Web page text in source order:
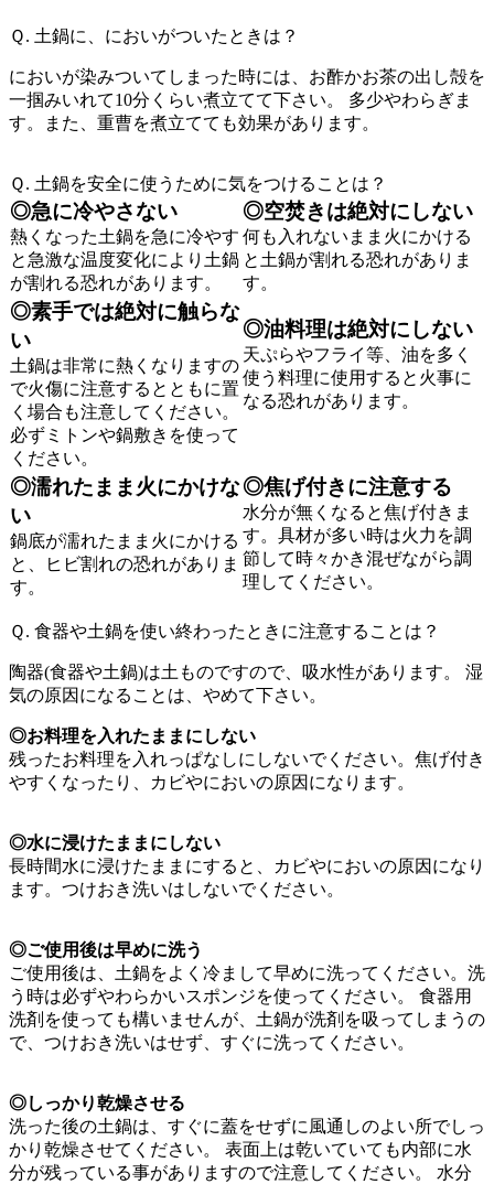
Ｑ. 土鍋に、においがついたときは？
においが染みついてしまった時には、お酢かお茶の出し殻を
一掴みいれて10分くらい煮立てて下さい。 多少やわらぎま
す。また、重曹を煮立てても効果があります。
Ｑ. 土鍋を安全に使うために気をつけることは？
◎急に冷やさない
熱くなった土鍋を急に冷やす
と急激な温度変化により土鍋
が割れる恐れがあります。
◎空焚きは絶対にしない
何も入れないまま火にかける
と土鍋が割れる恐れがありま
す。
◎素手では絶対に触らな
い
土鍋は非常に熱くなりますの
で火傷に注意するとともに置
く場合も注意してください。
必ずミトンや鍋敷きを使って
ください。
◎油料理は絶対にしない
天ぷらやフライ等、油を多く
使う料理に使用すると火事に
なる恐れがあります。
◎濡れたまま火にかけな
い
鍋底が濡れたまま火にかける
と、ヒビ割れの恐れがありま
す。
◎焦げ付きに注意する
水分が無くなると焦げ付きま
す。具材が多い時は火力を調
節して時々かき混ぜながら調
理してください。
Ｑ. 食器や土鍋を使い終わったときに注意することは？
陶器(食器や土鍋)は土ものですので、吸水性があります。 湿
気の原因になることは、やめて下さい。
◎お料理を入れたままにしない
残ったお料理を入れっぱなしにしないでください。焦げ付き
やすくなったり、カビやにおいの原因になります。
◎水に浸けたままにしない
長時間水に浸けたままにすると、カビやにおいの原因になり
ます。つけおき洗いはしないでください。
◎ご使用後は早めに洗う
ご使用後は、土鍋をよく冷まして早めに洗ってください。洗
う時は必ずやわらかいスポンジを使ってください。 食器用
洗剤を使っても構いませんが、土鍋が洗剤を吸ってしまうの
で、つけおき洗いはせず、すぐに洗ってください。
◎しっかり乾燥させる
洗った後の土鍋は、すぐに蓋をせずに風通しのよい所でしっ
かり乾燥させてください。 表面上は乾いていても内部に水
分が残っている事がありますので注意してください。 水分